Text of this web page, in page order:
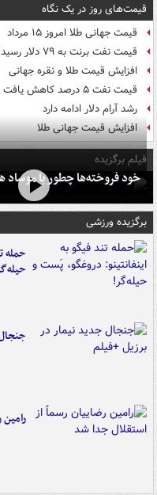
قیمت‌های روز در یک نگاه
قیمت جهانی طلا امروز ۱۵ مرداد
قیمت نفت برنت به ۷۹ دلار رسید
افزایش قیمت طلا و نقره جهانی
قیمت نفت ۵ درصد کاهش یافت
رشد آرام دلار ادامه دارد
افزایش قیمت جهانی طلا
فیلم برگزیده
خود فروخته‌ها چطور با موساد
برگزیده ورزشی
حمله